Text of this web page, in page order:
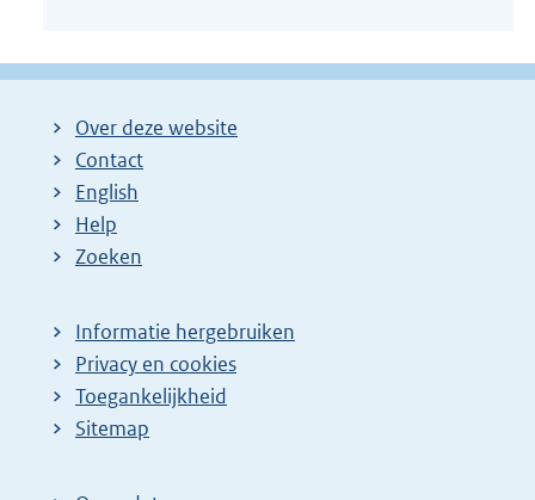
Over deze website
Contact
English
Help
Zoeken
Informatie hergebruiken
Privacy en cookies
Toegankelijkheid
Sitemap